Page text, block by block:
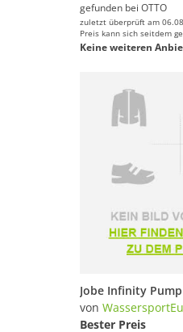
gefunden bei OTTO
zuletzt überprüft am
Preis kann sich seitdem
Keine weiteren
von
Bester Preis